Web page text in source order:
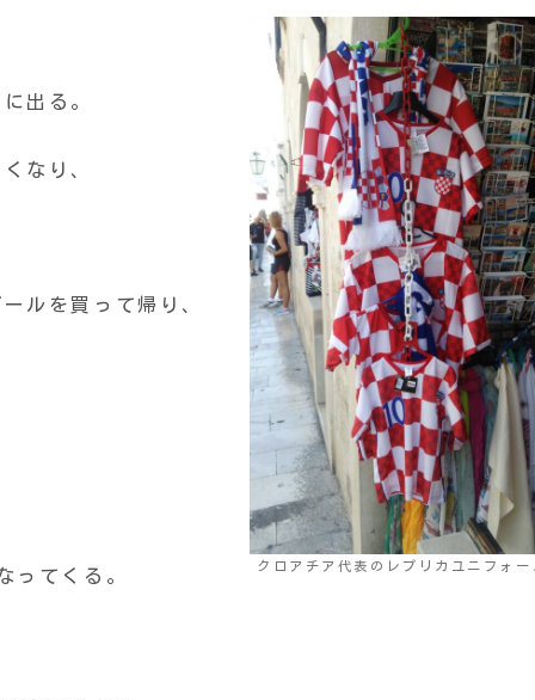
クロアチア代表のレプリカユニフォー
出る。
なり、
ルを買って帰り、
ってくる。